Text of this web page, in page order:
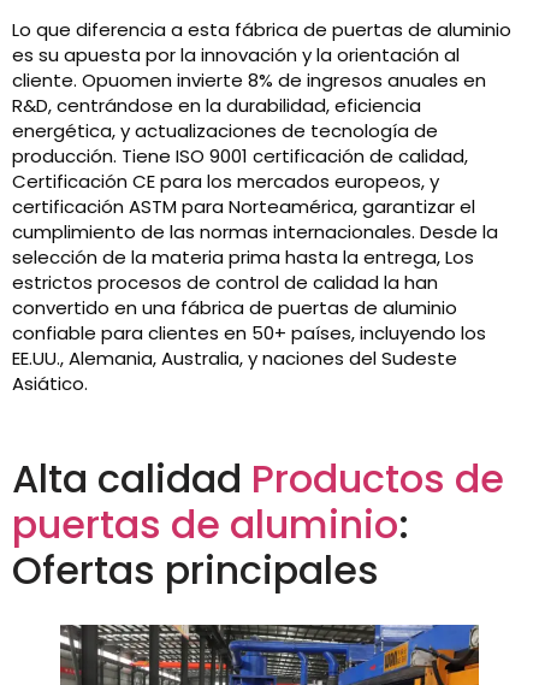
Lo que diferencia a esta fábrica de puertas de aluminio
es su apuesta por la innovación y la orientación al
cliente. Opuomen invierte 8% de ingresos anuales en
R&D, centrándose en la durabilidad, eficiencia
energética, y actualizaciones de tecnología de
producción. Tiene ISO 9001 certificación de calidad,
Certificación CE para los mercados europeos, y
certificación ASTM para Norteamérica, garantizar el
cumplimiento de las normas internacionales. Desde la
selección de la materia prima hasta la entrega, Los
estrictos procesos de control de calidad la han
convertido en una fábrica de puertas de aluminio
confiable para clientes en 50+ países, incluyendo los
EE.UU., Alemania, Australia, y naciones del Sudeste
Asiático.
Alta calidad Productos de
puertas de aluminio:
Ofertas principales